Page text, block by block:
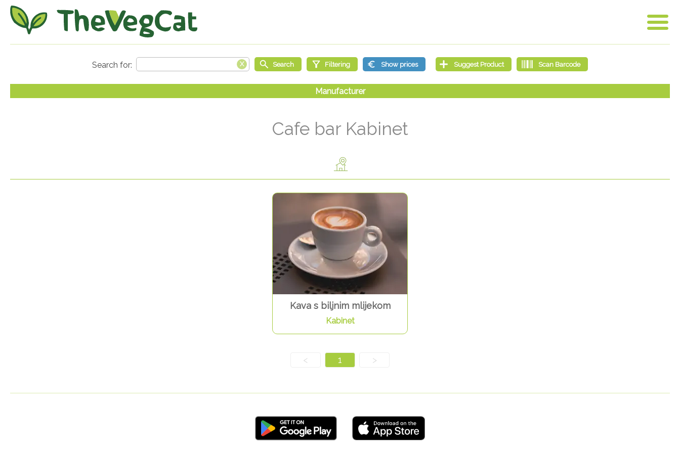
Cafe bar Kabinet
Kava s biljnim mlijekom
Kabinet
< 1 >